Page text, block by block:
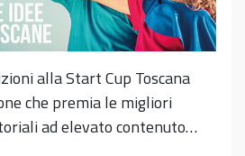
alla Start Cup Toscana
che premia le migliori
ad elevato contenuto…